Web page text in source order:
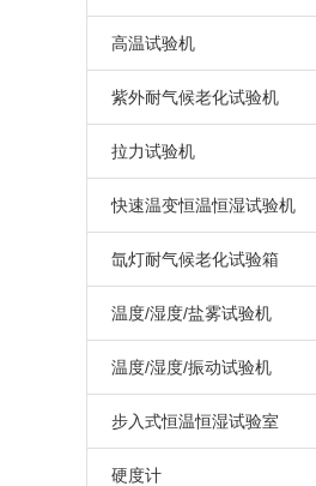
两箱冷热冲击试验箱
三箱冷热冲击试验箱
高温试验机
高温试验箱（机）
紫外耐气候老化试验机
拉力试验机
万能材料拉力试验机
高温/高低温拉力试验机
快速温变恒温恒湿试验机
快速温变试验箱（非线性）
快速温变试验箱（线性）
氙灯耐气候老化试验箱
氙灯耐气候试验箱
温度/湿度/盐雾试验机
循环腐蚀试验箱
温度/湿度/振动试验机
步入式恒温恒湿试验室
步入式高温房
硬度计